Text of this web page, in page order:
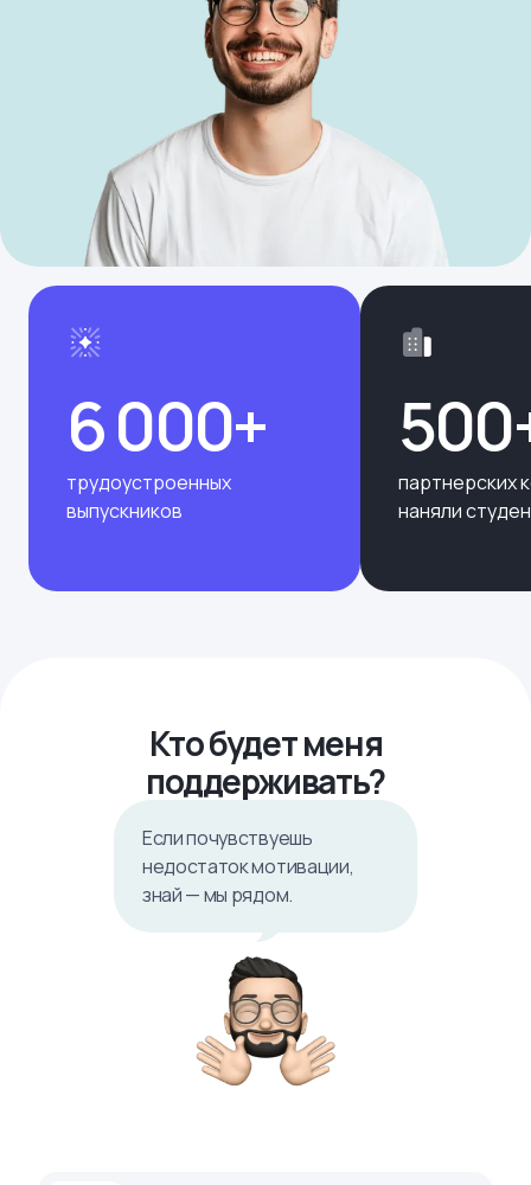
6 000+
трудоустроенных
выпускников
партнерских
наняли
Кто будет меня
поддерживать?
Если почувствуешь
недостаток мотивации,
знай — мы рядом.